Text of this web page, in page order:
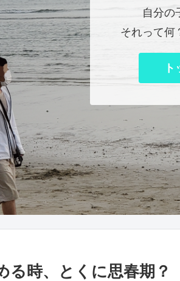
自分の
それって何
る時、とくに思春期？